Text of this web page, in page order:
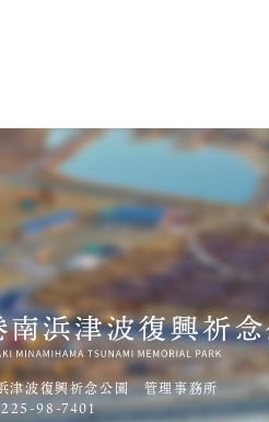
津波復興祈念公園 管理事務所
98-7401